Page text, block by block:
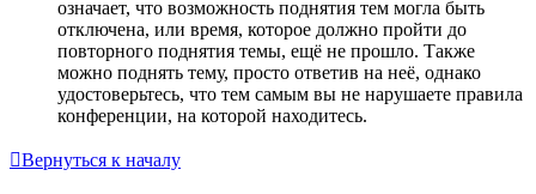
означает, что возможность поднятия тем могла быть
отключена, или время, которое должно пройти до
повторного поднятия темы, ещё не прошло. Также
можно поднять тему, просто ответив на неё, однако
удостоверьтесь, что тем самым вы не нарушаете правила
конференции, на которой находитесь.
Вернуться к началу